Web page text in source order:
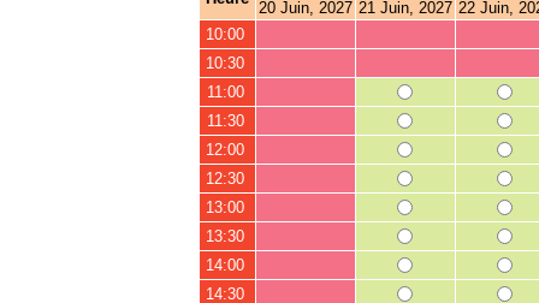
20 Juin, 2027 21 Juin, 2027 22 Juin,
10:00
10:30
11:00
11:30
12:00
12:30
13:00
13:30
14:00
14:30